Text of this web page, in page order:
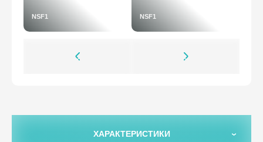
NSF1 NSF1
ХАРАКТЕРИСТИКИ